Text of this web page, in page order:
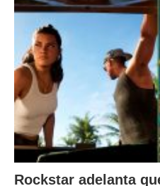
Rockstar adelanta